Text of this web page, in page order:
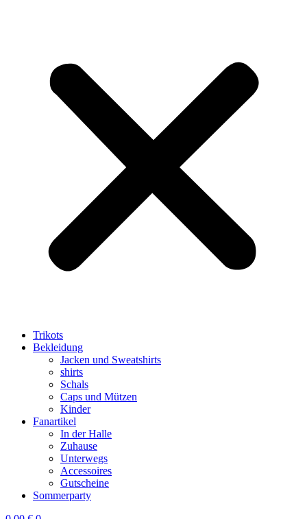
Trikots
Bekleidung
Jacken und Sweatshirts
shirts
Schals
Caps und Mützen
Kinder
Fanartikel
In der Halle
Zuhause
Unterwegs
Accessoires
Gutscheine
Sommerparty